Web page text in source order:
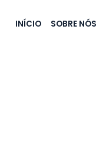
INÍCIO SOBRE NÓS